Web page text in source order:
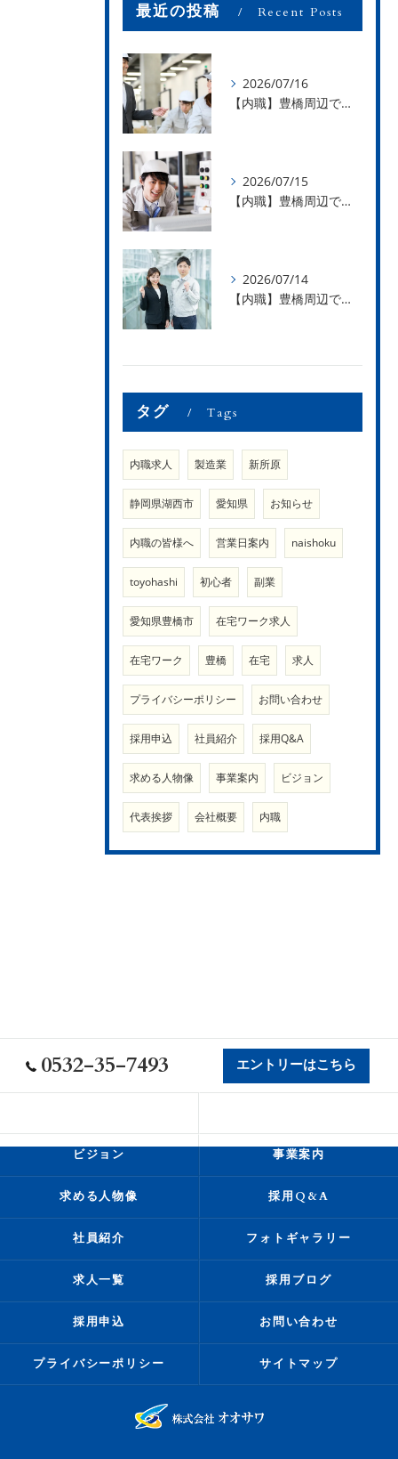
最近の投稿 Recent Posts
2026/07/16
【内職】豊橋周辺で内職のお仕事を探している方募集中！【お仕事の内容】
2026/07/15
【内職】豊橋周辺で内職のお仕事を探している方募集中！【急な学級閉鎖も安心】
2026/07/14
【内職】豊橋周辺で内職のお仕事を探している方募集中！【内職さまのお声②】
タグ Tags
内職求人 製造業 新所原
静岡県湖西市 愛知県 お知らせ
内職の皆様へ 営業日案内 naishoku
toyohashi 初心者 副業
愛知県豊橋市 在宅ワーク求人
在宅ワーク 豊橋 在宅 求人
プライバシーポリシー お問い合わせ
採用申込 社員紹介 採用Q&A
求める人物像 事業案内 ビジョン
代表挨拶 会社概要 内職
0532-35-7493 エントリーはこちら
ビジョン 事業案内
求める人物像 採用Q&A
社員紹介 フォトギャラリー
求人一覧 採用ブログ
採用申込 お問い合わせ
プライバシーポリシー サイトマップ